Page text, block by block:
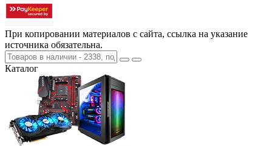
При копировании материалов с сайта, ссылка на указание
источника обязательна.
Каталог